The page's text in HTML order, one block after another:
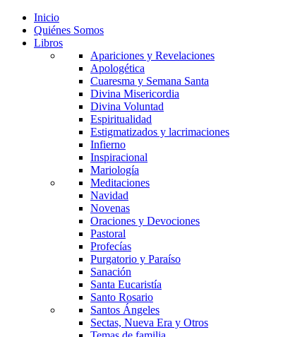
Inicio
Quiénes Somos
Libros
Apariciones y Revelaciones
Apologética
Cuaresma y Semana Santa
Divina Misericordia
Divina Voluntad
Espiritualidad
Estigmatizados y lacrimaciones
Infierno
Inspiracional
Mariología
Meditaciones
Navidad
Novenas
Oraciones y Devociones
Pastoral
Profecías
Purgatorio y Paraíso
Sanación
Santa Eucaristía
Santo Rosario
Santos Ángeles
Sectas, Nueva Era y Otros